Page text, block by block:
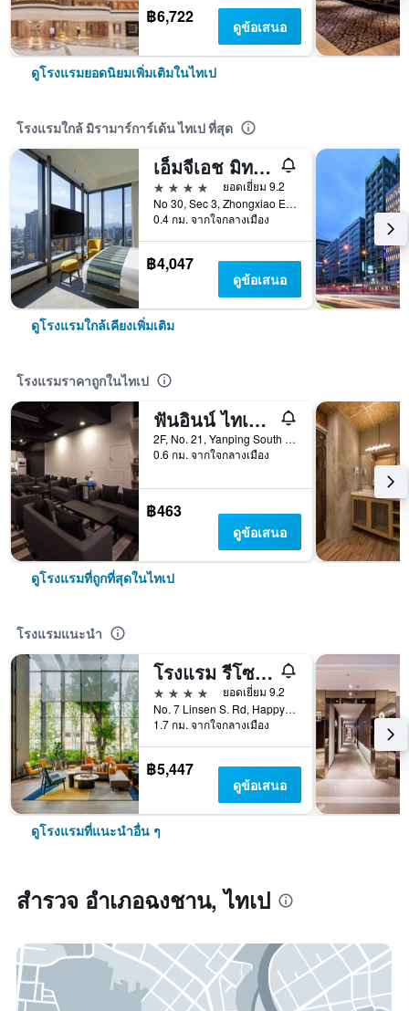
฿6,722 ดูข้อเสนอ
ดูโรงแรมยอดนิยมเพิ่มเติมในไทเป
โรงแรมใกล้ มิรามาร์การ์เด้น ไทเป ที่สุด
เอ็มจีเอช มิทซุยการ์เดนโรงแรม ไทเป จุงเซี่ยว
4 ดาว
ยอดเยี่ยม 9.2
No 30, Sec 3, Zhongxiao E Rd Daan, ไทเป, ไต้หวัน
0.4 กม. จากใจกลางเมือง
฿4,047
ดูข้อเสนอ
ดูโรงแรมใกล้เคียงเพิ่มเติม
โรงแรมราคาถูกในไทเป
ฟันอินน์ ไทเปโฮสเทล
2F, No. 21, Yanping South Road, ไทเป, ไต้หวัน
0.6 กม. จากใจกลางเมือง
฿463
ดูข้อเสนอ
ดูโรงแรมที่ถูกที่สุดในไทเป
โรงแรมแนะนำ
โรงแรม รีโซแนนซ์ ไทเป, ทาพีสทรี คอลเลคชัน ไบ ฮิลตัน
4 ดาว
ยอดเยี่ยม 9.2
No. 7 Linsen S. Rd, Happy Village, ไทเป, ไต้หวัน
1.7 กม. จากใจกลางเมือง
฿5,447
ดูข้อเสนอ
ดูโรงแรมที่แนะนำอื่น ๆ
สำรวจ อำเภอฉงชาน, ไทเป